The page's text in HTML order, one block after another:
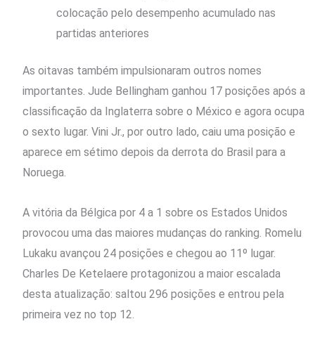
colocação pelo desempenho acumulado nas
partidas anteriores
As oitavas também impulsionaram outros nomes
importantes. Jude Bellingham ganhou 17 posições após a
classificação da Inglaterra sobre o México e agora ocupa
o sexto lugar. Vini Jr., por outro lado, caiu uma posição e
aparece em sétimo depois da derrota do Brasil para a
Noruega.
A vitória da Bélgica por 4 a 1 sobre os Estados Unidos
provocou uma das maiores mudanças do ranking. Romelu
Lukaku avançou 24 posições e chegou ao 11º lugar.
Charles De Ketelaere protagonizou a maior escalada
desta atualização: saltou 296 posições e entrou pela
primeira vez no top 12.